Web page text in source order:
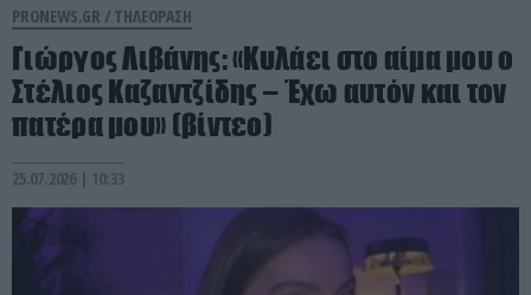
PRONEWS.GR / ΤΗΛΕΟΡΑΣΗ
Γιώργος Λιβάνης: «Κυλάει στο αίμα μου ο
Στέλιος Καζαντζίδης – Έχω αυτόν και τον
πατέρα μου» (βίντεο)
25.07.2026 | 10:33